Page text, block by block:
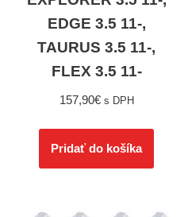
EDGE 3.5 11-,
TAURUS 3.5 11-,
FLEX 3.5 11-
157,90€ s DPH
Pridať do košíka